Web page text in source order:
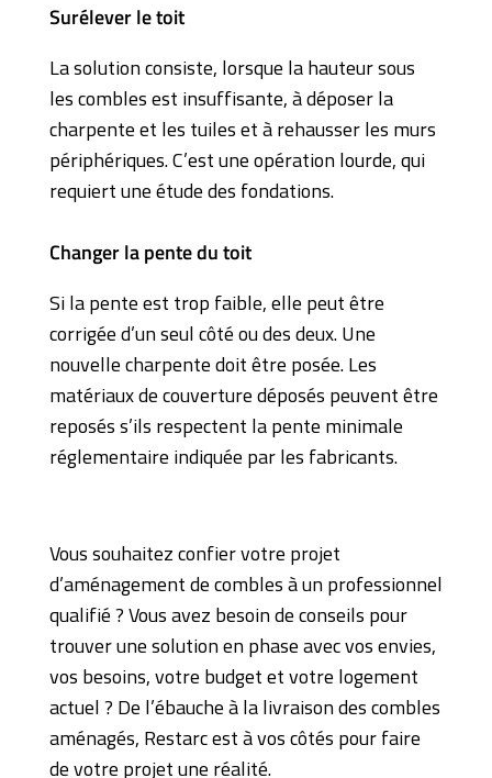
Surélever le toit
La solution consiste, lorsque la hauteur sous
les combles est insuffisante, à déposer la
charpente et les tuiles et à rehausser les murs
périphériques. C’est une opération lourde, qui
requiert une étude des fondations.
Changer la pente du toit
Si la pente est trop faible, elle peut être
corrigée d’un seul côté ou des deux. Une
nouvelle charpente doit être posée. Les
matériaux de couverture déposés peuvent être
reposés s’ils respectent la pente minimale
réglementaire indiquée par les fabricants.
Vous souhaitez confier votre projet
d’aménagement de combles à un professionnel
qualifié ? Vous avez besoin de conseils pour
trouver une solution en phase avec vos envies,
vos besoins, votre budget et votre logement
actuel ? De l’ébauche à la livraison des combles
aménagés, Restarc est à vos côtés pour faire
de votre projet une réalité.